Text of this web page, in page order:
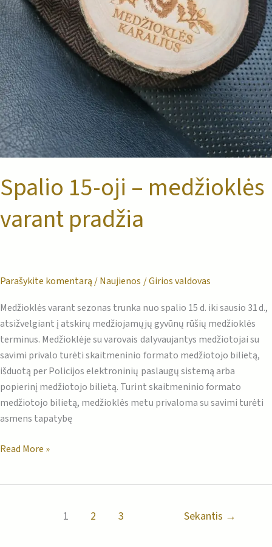
Spalio 15-oji – medžioklės
varant pradžia
Parašykite komentarą /Naujienos /Girios valdovas
Medžioklės varant sezonas trunka nuo spalio 15 d. iki sausio 31 d.,
atsižvelgiant į atskirų medžiojamųjų gyvūnų rūšių medžioklės
terminus. Medžioklėje su varovais dalyvaujantys medžiotojai su
savimi privalo turėti skaitmeninio formato medžiotojo bilietą,
išduotą per Policijos elektroninių paslaugų sistemą arba
popierinį medžiotojo bilietą. Turint skaitmeninio formato
medžiotojo bilietą, medžioklės metu privaloma su savimi turėti
asmens tapatybę
Read More »
1 2 3 Sekantis →